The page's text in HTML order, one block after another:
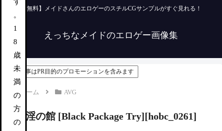
。
1
8
歳
未
満
の
方
の
【無料】メイドさんのエロゲーのスチルCGサンプルがすぐ見れる！
えっちなメイドのエロゲー画像集
この記事はPR目的のプロモーションを含みます
ホーム AVG
妖淫の館 [Black Package Try][hobc_0261]